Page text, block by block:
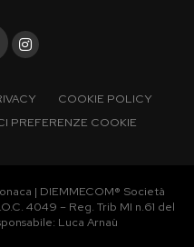
COOKIE POLICY
PREFERENZE COOKIE
| DIEMMECOM® Società
4049 – Reg. Trib MI n.61 del
Luca Arnaù